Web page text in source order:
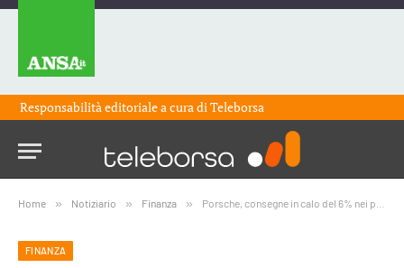
Responsabilità editoriale a cura diTeleborsa
Home » Notiziario » Finanza » Porsche, consegne in calo del 6% nei primi nove mesi del 2025
FINANZA